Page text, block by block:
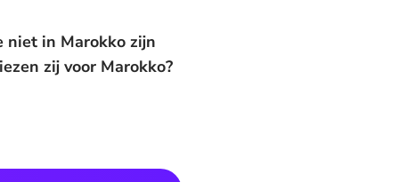
niet in Marokko zijn
zij voor Marokko?